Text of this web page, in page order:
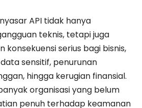
API tidak hanya
teknis, tetapi juga
serius bagi bisnis,
sensitif, penurunan
hingga kerugian finansial.
organisasi yang belum
penuh terhadap keamanan